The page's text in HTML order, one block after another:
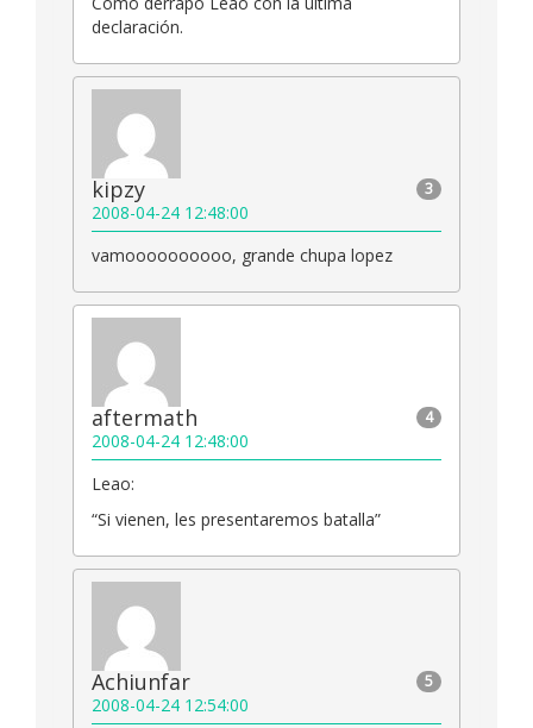
declaración.
3
kipzy
2008-04-24 12:48:00
vamoooooooooo, grande chupa lopez
4
aftermath
2008-04-24 12:48:00
Leao:
“Si vienen, les presentaremos batalla”
5
Achiunfar
2008-04-24 12:54:00